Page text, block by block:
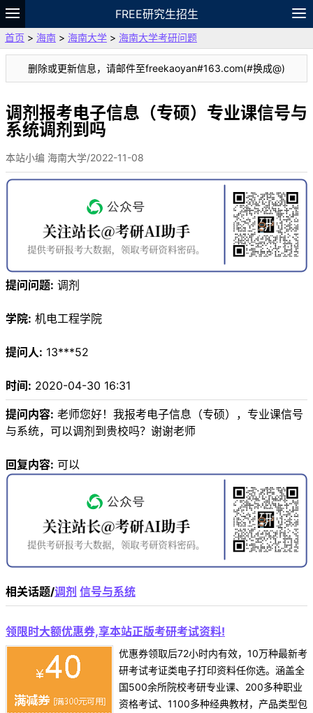
FREE研究生招生
题库
故事 专题 APP 笔记
VIP
资料
首页 > 海南 > 海南大学 > 海南大学考研问题
删除或更新信息，请邮件至freekaoyan#163.com(#换成@)
调剂报考电子信息（专硕）专业课信号与
系统调剂到吗
本站小编 海南大学/2022-11-08
提问问题: 调剂
学院: 机电工程学院
提问人: 13***52
时间: 2020-04-30 16:31
提问内容: 老师您好！我报考电子信息（专硕），专业课信号
与系统，可以调剂到贵校吗？谢谢老师
回复内容: 可以
相关话题/调剂 信号与系统
领限时大额优惠券,享本站正版考研考试资料!
优惠券领取后72小时内有效，10万种最新考
研考试考证类电子打印资料任你选。涵盖全
国500余所院校考研专业课、200多种职业
资格考试、1100多种经典教材，产品类型包